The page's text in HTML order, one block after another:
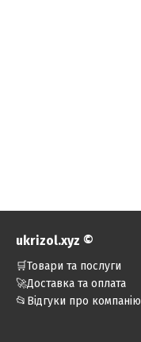
ukrizol.xyz ©️
🛒Товари та послуги
🚀Доставка та оплата
📂Відгуки про компанію